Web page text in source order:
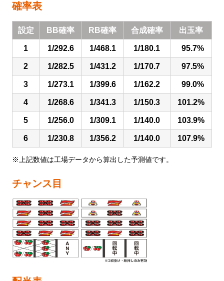
確率表
設定 BB確率 RB確率 合成確率 出玉率
1 1/292.6 1/468.1 1/180.1 95.7%
2 1/282.5 1/431.2 1/170.7 97.5%
3 1/273.1 1/399.6 1/162.2 99.0%
4 1/268.6 1/341.3 1/150.3 101.2%
5 1/256.0 1/309.1 1/140.0 103.9%
6 1/230.8 1/356.2 1/140.0 107.9%
※上記数値は工場データから算出した予測値です。
チャンス目